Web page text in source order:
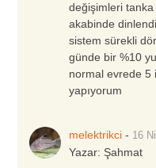
değişimleri
akabinde
sistem sürekli
günde bir %10
normal evrede 5
yapıyorum
melektrikci - 16
Yazar: Şahmat